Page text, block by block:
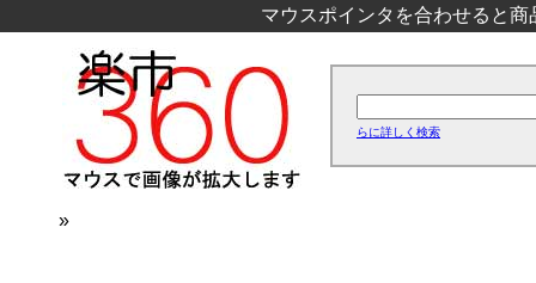
マウスポインタを合わせると
らに詳しく検索
»